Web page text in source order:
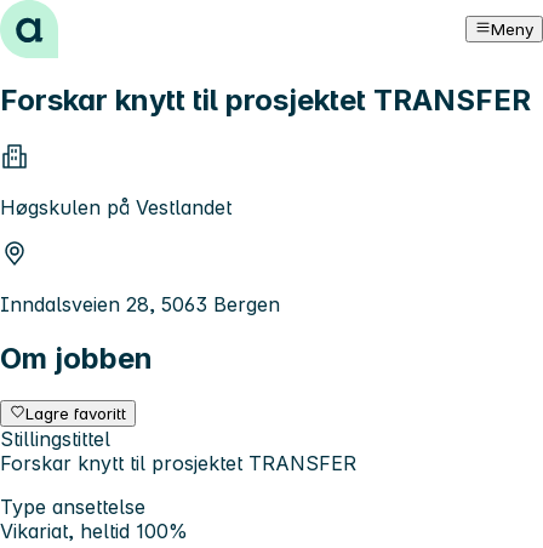
Hopp til innhold Meny
Forskar knytt til prosjektet TRANSFER
Høgskulen på Vestlandet
Inndalsveien 28, 5063 Bergen
Om jobben
Lagre favoritt
Stillingstittel
Forskar knytt til prosjektet TRANSFER
Type ansettelse
Vikariat, heltid 100%